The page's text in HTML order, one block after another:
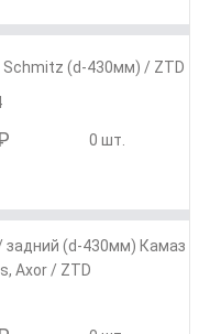
(d-430мм) / ZTD
0 шт.
(d-430мм) Камаз
Axor / ZTD